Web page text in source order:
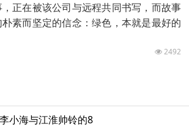
正在被该公司与远程共同书写，而故事
素而坚定的信念：绿色，本就是最好的
2492
小海与江淮帅铃的8